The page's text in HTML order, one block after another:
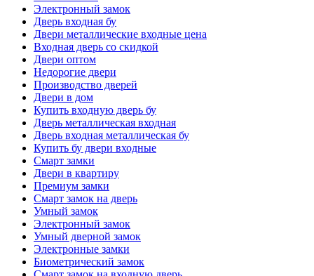
Электронный замок
Дверь входная бу
Двери металлические входные цена
Входная дверь со скидкой
Двери оптом
Недорогие двери
Производство дверей
Двери в дом
Купить входную дверь бу
Дверь металлическая входная
Дверь входная металлическая бу
Купить бу двери входные
Смарт замки
Двери в квартиру
Премиум замки
Смарт замок на дверь
Умный замок
Электронный замок
Умный дверной замок
Электронные замки
Биометрический замок